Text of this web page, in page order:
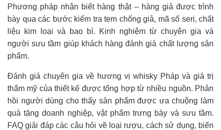
Phương pháp nhận biết hàng thật – hàng giả được trình
bày qua các bước kiểm tra tem chống giả, mã số seri, chất
liệu kim loại và bao bì. Kinh nghiệm từ chuyên gia và
người sưu tầm giúp khách hàng đánh giá chất lượng sản
phẩm.
Đánh giá chuyên gia về hương vị whisky Pháp và giá trị
thẩm mỹ của thiết kế được tổng hợp từ nhiều nguồn. Phản
hồi người dùng cho thấy sản phẩm được ưa chuộng làm
quà tặng doanh nghiệp, vật phẩm trưng bày và sưu tầm.
FAQ giải đáp các câu hỏi về loại rượu, cách sử dụng, biến